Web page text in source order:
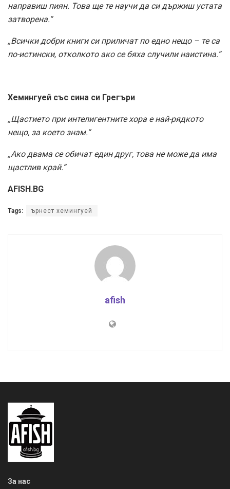
направиш пиян. Това ще те научи да си държиш устата
затворена.“
„Всички добри книги си приличат по едно нещо – те са
по-истински, отколкото ако се бяха случили наистина.“
Хемингуей със сина си Грегъри
„Щастието при интелигентните хора е най-рядкото
нещо, за което знам.“
„Ако двама се обичат един друг, това не може да има
щастлив край.“
AFISH.BG
Tags: ърнест хемингуей
afish
За нас